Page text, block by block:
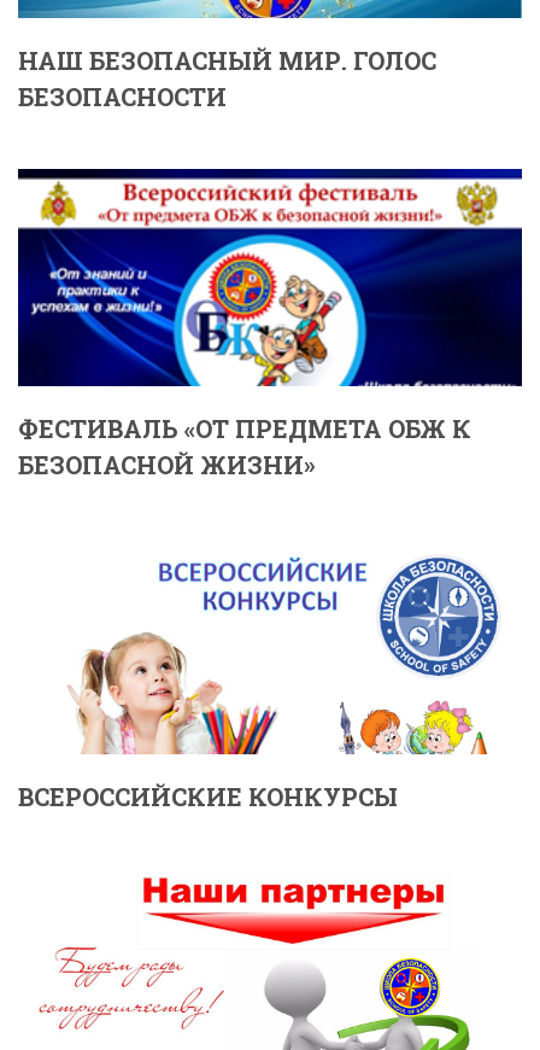
НАШ БЕЗОПАСНЫЙ МИР. ГОЛОС
БЕЗОПАСНОСТИ
ФЕСТИВАЛЬ «ОТ ПРЕДМЕТА ОБЖ К
БЕЗОПАСНОЙ ЖИЗНИ»
ВСЕРОССИЙСКИЕ КОНКУРСЫ